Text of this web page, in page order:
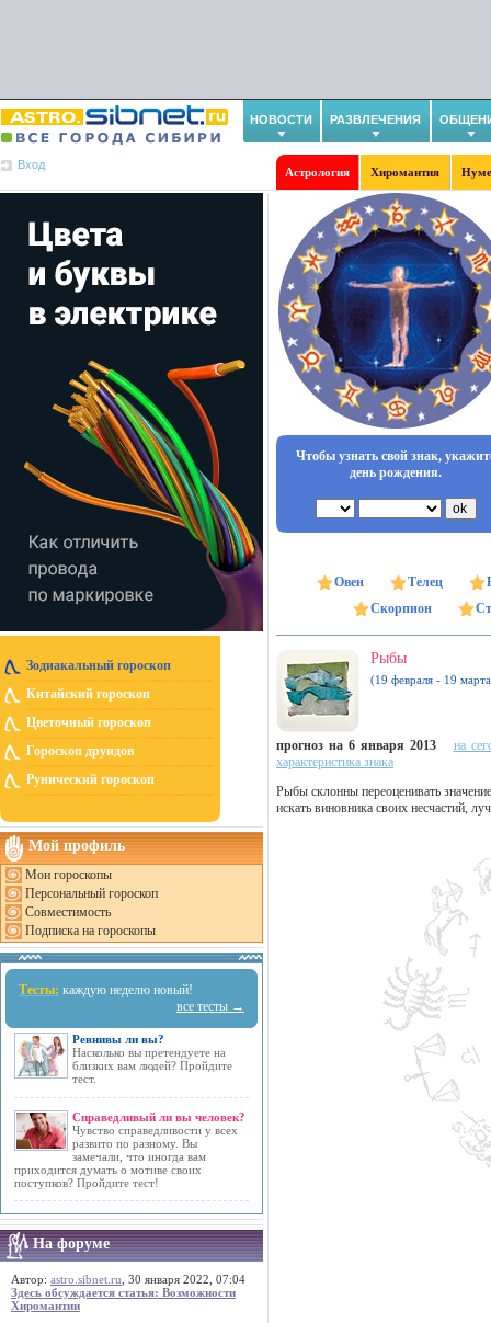
НОВОСТИ РАЗВЛЕЧЕНИЯ
Вход
Астрология Хиромантия
Зодиакальный гороскоп
Китайский гороскоп
Цветочный гороскоп
Гороскоп друидов
Рунический гороскоп
Мой профиль
Мои гороскопы
Персональный гороскоп
Совместимость
Подписка на гороскопы
Тесты: каждую неделю новый!
все тесты →
Ревнивы ли вы?
Насколько вы претендуете на
близких вам людей? Пройдите
тест.
Справедливый ли вы человек?
Чувство справедливости у всех
развито по разному. Вы
замечали, что иногда вам
приходится думать о мотиве своих
поступков? Пройдите тест!
На форуме
Автор: astro.sibnet.ru , 30 января 2022, 07:04
Здесь обсуждается статья: Возможности
Хиромантии
Чтобы узнать свой знак,
день рождения.
Овен Телец
Скорпион
Рыбы
(19 февраля - 19
прогноз на 6 января 2013
на
характеристика знака
Рыбы склонны переоценивать
искать виновника своих несчастий,